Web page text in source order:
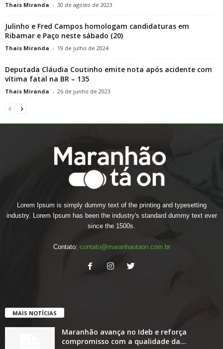
Thais Miranda - 30 de agosto de 2023
Julinho e Fred Campos homologam candidaturas em
Ribamar e Paço neste sábado (20)
Thais Miranda - 19 de julho de 2024
Deputada Cláudia Coutinho emite nota após acidente com
vítima fatal na BR – 135
Thais Miranda - 26 de junho de 2023
Lorem Ipsum is simply dummy text of the printing and typesetting
industry. Lorem Ipsum has been the industry's standard dummy text ever
since the 1500s.
Contato: contato@maranhaotaon.com.br
MAIS NOTÍCIAS
Maranhão avança no Ideb e reforça
compromisso com a qualidade da...